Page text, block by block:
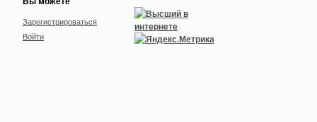
Зарегистрироваться
Войти